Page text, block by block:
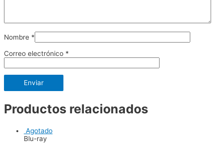
Nombre *
Correo electrónico *
Productos relacionados
Agotado
Blu-ray